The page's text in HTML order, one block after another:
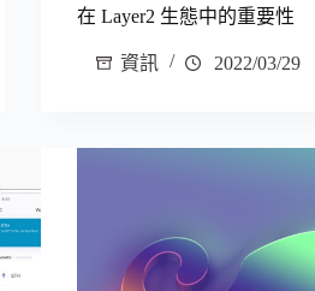
在 Layer2 生態中的重要性
資訊 2022/03/29